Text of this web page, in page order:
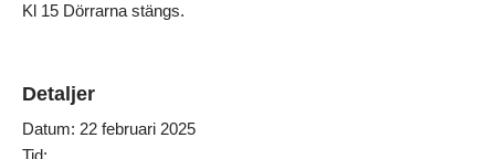
Kl 15 Dörrarna stängs.
Detaljer
Datum: 22 februari 2025